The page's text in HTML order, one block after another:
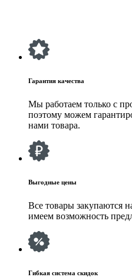
Гарантия качества
Мы работаем только с
поэтому можем
нами товара.
Выгодные цены
Все товары закупаются
имеем возможность
Гибкая система скидок